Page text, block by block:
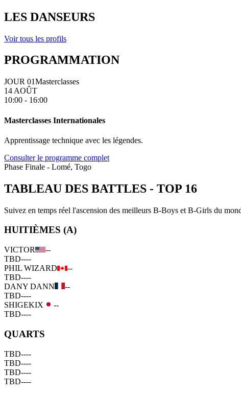
LES DANSEURS
Voir tous les profils
PROGRAMMATION
JOUR 01Masterclasses
14 AOÛT
10:00 - 16:00
Masterclasses Internationales
Apprentissage technique avec les légendes.
Consulter le programme complet
Phase Finale - Lomé, Togo
TABLEAU DES BATTLES - TOP 16
Suivez en temps réel l'ascension des meilleurs B-Boys et B-Girls du
HUITIÈMES (A)
VICTOR
--
TBD----
PHIL WIZARD
--
TBD----
DANY DANN
--
TBD----
SHIGEKIX
--
TBD----
QUARTS
TBD----
TBD----
TBD----
TBD----